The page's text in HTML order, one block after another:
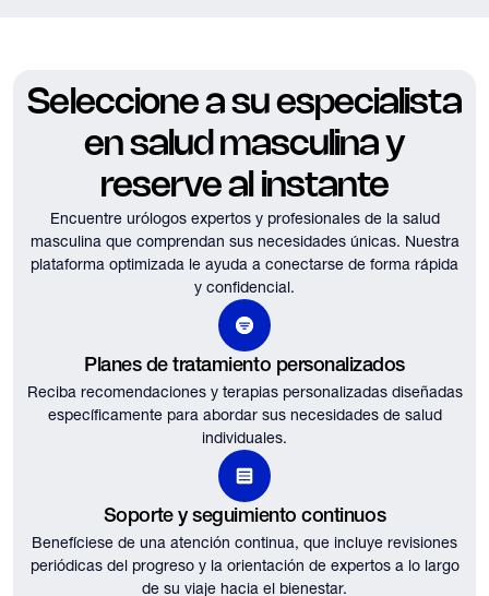
Seleccione a su especialista
en salud masculina y
reserve al instante
Encuentre urólogos expertos y profesionales de la salud
masculina que comprendan sus necesidades únicas. Nuestra
plataforma optimizada le ayuda a conectarse de forma rápida
y confidencial.
Planes de tratamiento personalizados
Reciba recomendaciones y terapias personalizadas diseñadas
específicamente para abordar sus necesidades de salud
individuales.
Soporte y seguimiento continuos
Benefíciese de una atención continua, que incluye revisiones
periódicas del progreso y la orientación de expertos a lo largo
de su viaje hacia el bienestar.